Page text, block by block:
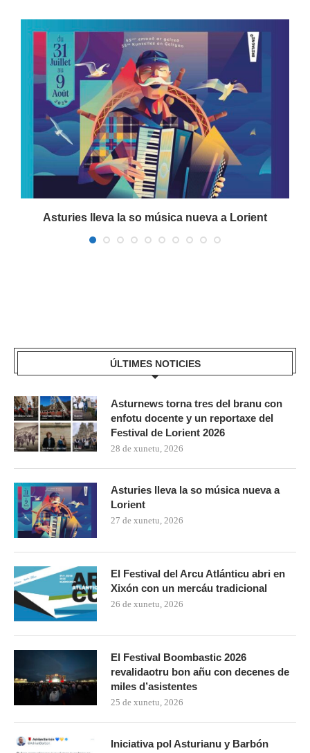
Asturies lleva la so música nueva a Lorient
ÚLTIMES NOTICIES
Asturnews torna tres del branu con
enfotu docente y un reportaxe del
Festival de Lorient 2026
28 de xunetu, 2026
Asturies lleva la so música nueva a
Lorient
27 de xunetu, 2026
El Festival del Arcu Atlánticu abri en
Xixón con un mercáu tradicional
26 de xunetu, 2026
El Festival Boombastic 2026
revalidaotru bon añu con decenes de
miles d’asistentes
25 de xunetu, 2026
Iniciativa pol Asturianu y Barbón